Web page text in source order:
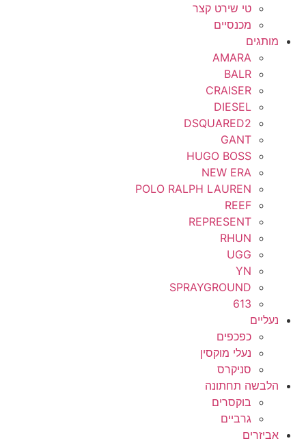
טי שירט קצר
מכנסיים
מותגים
AMARA
BALR
CRAISER
DIESEL
DSQUARED2
GANT
HUGO BOSS
NEW ERA
POLO RALPH LAUREN
REEF
REPRESENT
RHUN
UGG
YN
SPRAYGROUND
613
נעליים
כפכפים
נעלי מוקסין
סניקרס
הלבשה תחתונה
בוקסרים
גרביים
אביזרים